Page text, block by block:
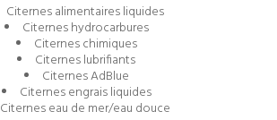
Citernes alimentaires liquides
Citernes hydrocarbures
Citernes chimiques
Citernes lubrifiants
Citernes AdBlue
Citernes engrais liquides
Citernes eau de mer/eau douce